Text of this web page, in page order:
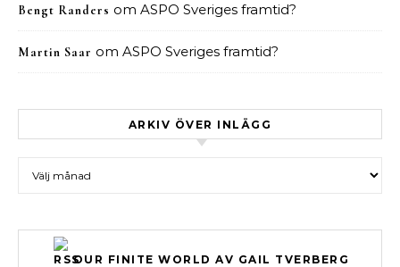
Bengt Randers om ASPO Sveriges framtid?
Martin Saar om ASPO Sveriges framtid?
ARKIV ÖVER INLÄGG
OUR FINITE WORLD AV GAIL TVERBERG